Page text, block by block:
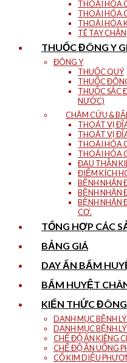
THOÁI HÓA
THOÁI HÓA
THOÁI HÓA
TÊ TAY CHÂN
THUỐC ĐÔNG Y
ĐÔNG Y
THUỐC QUÝ
THUỐC
THUỐC SẮC
NƯỚC)
CHÂM CỨU &
THOÁT VỊ
THOÁT VỊ
THOÁI HÓA
THOÁI HÓA
ĐAU THẦN
ĐIỂM KÍCH
BỆNH NHÂN
BỆNH NHÂN
BỆNH NHÂN
CƠ.
TỔNG HỢP CÁC
BẢNG GIÁ
DAY ẤN BẤM
BẤM HUYỆT
KIẾN THỨC
DANH MỤC BỆNH
DANH MỤC BỆNH
CHẾ ĐỘ ĂN KIÊNG
CHẾ ĐỘ ĂN UỐNG
CỔ KIM DIỆU